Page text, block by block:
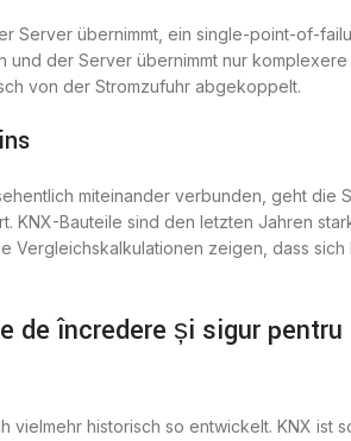
Server übernimmt, ein single-point-of-
der Server übernimmt nur
von der Stromzufuhr abgekoppelt.
miteinander verbunden, geht die
Bauteile sind den letzten Jahren
Vergleichskalkulationen zeigen, dass sich
de încredere și sigur
historisch so entwickelt. KNX ist